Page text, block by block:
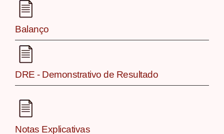
Balanço
DRE - Demonstrativo de Resultado
Notas Explicativas